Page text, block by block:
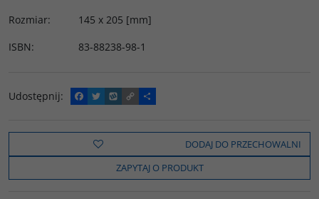
Rozmiar:
145 x 205 [mm]
ISBN: 83-88238-98-1
Udostępnij:
F
a
e
o
k
T
w
t
t
e
W
y
o
C
o
y
i
n
k
P
o
z
e
l
s
DODAJ DO PRZECHOWALNI
ZAPYTAJ O PRODUKT